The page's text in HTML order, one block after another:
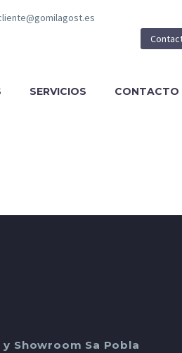
SERVICIOS CONTACTO
y Showroom Sa Pobla